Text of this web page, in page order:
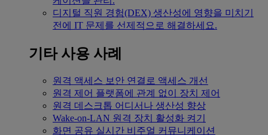
디지털 직원 경험(DEX) 생산성에 영향을 미치기
전에 IT 문제를 선제적으로 해결하세요.
기타 사용 사례
원격 액세스 보안 연결로 액세스 개선
원격 제어 플랫폼에 관계 없이 장치 제어
원격 데스크톱 어디서나 생산성 향상
Wake-on-LAN 원격 장치 활성화 켜기
화면 공유 실시간 비주얼 커뮤니케이션